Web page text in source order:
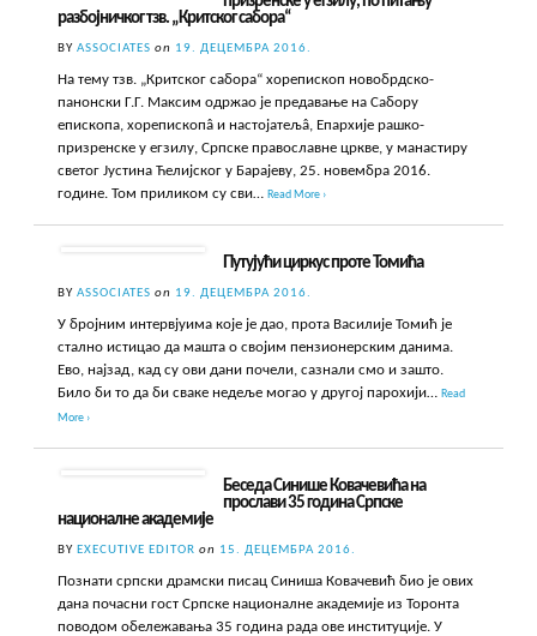
разбојничког тзв. „Критског сабора“
BYASSOCIATES on 19. ДЕЦЕМБРА 2016.
На тему тзв. „Критског сабора“ хорепископ новобрдско-
панонски Г.Г. Максим одржао је предавање на Сабору
епископа, хорепископâ и настојатељâ, Епархије рашко-
призренске у егзилу, Српске православне цркве, у манастиру
светог Јустина Ћелијског у Барајеву, 25. новембра 2016.
године. Том приликом су сви…Read More ›
Путујући циркус проте Томића
BYASSOCIATES on 19. ДЕЦЕМБРА 2016.
У бројним интервјуима које је дао, прота Василије Томић је
стално истицао да машта о својим пензионерским данима.
Ево, најзад, кад су ови дани почели, сазнали смо и зашто.
Било би то да би сваке недеље могао у другој парохији…Read
More ›
Беседа Синише Ковачевића на
прослави 35 година Српске
националне академије
BYEXECUTIVE EDITOR on 15. ДЕЦЕМБРА 2016.
Познати српски драмски писац Синиша Ковачевић био је ових
дана почасни гост Српске националне академије из Торонта
поводом обележавања 35 година рада ове институције. У